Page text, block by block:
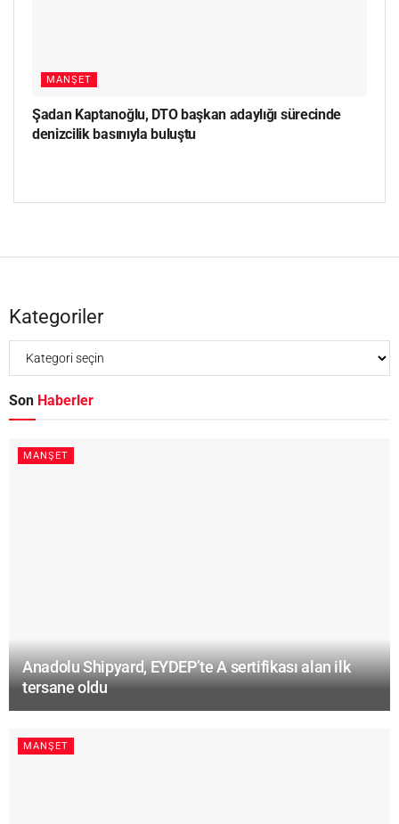
MANŞET
Şadan Kaptanoğlu, DTO başkan adaylığı sürecinde
denizcilik basınıyla buluştu
Kategoriler
Son Haberler
MANŞET
Anadolu Shipyard, EYDEP’te A sertifikası alan ilk
tersane oldu
MANŞET